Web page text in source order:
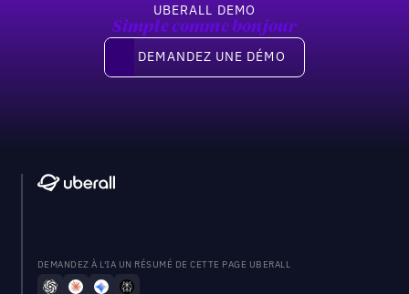
UBERALL DEMO
Simple comme bonjour
Demandez une démo
DEMANDEZ UNE DÉMO
DEMANDEZ À L'IA UN RÉSUMÉ DE CETTE PAGE UBERALL